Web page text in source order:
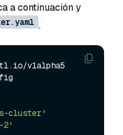
a continuación y
.
v1alpha5
cluster'
2'